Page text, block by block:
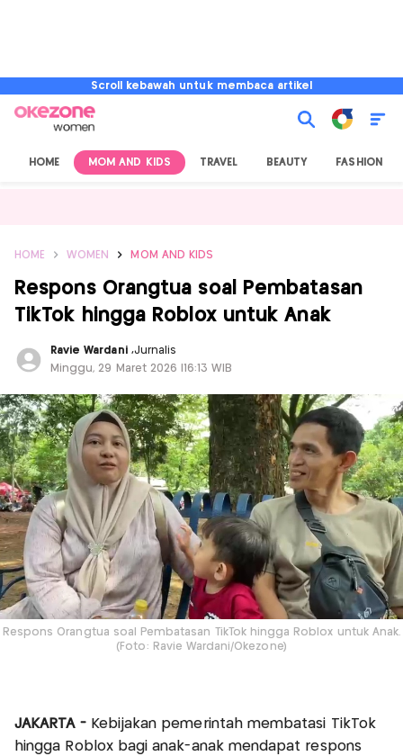
Scroll kebawah untuk membaca artikel
HOME MOM AND KIDS TRAVEL BEAUTY FASHION
HOME WOMEN MOM AND KIDS
Respons Orangtua soal Pembatasan
TikTok hingga Roblox untuk Anak
Ravie Wardani ,Jurnalis
Minggu, 29 Maret 2026 |16:13 WIB
Respons Orangtua soal Pembatasan TikTok hingga Roblox untuk Anak.
(Foto: Ravie Wardani/Okezone)
JAKARTA - Kebijakan pemerintah membatasi TikTok
hingga Roblox bagi anak-anak mendapat respons